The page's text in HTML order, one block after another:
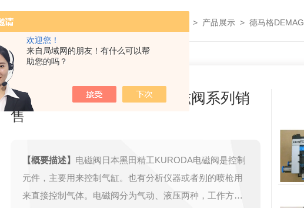
欢迎您！
来自局域网的朋友！有什么可以帮
助您的吗？
> 产品展示 > 德马格DEMAG
日本黑田精工KURODA电磁阀系列销
售
【概要描述】 电磁阀日本黑田精工KURODA电磁阀是控制
元件，主要用来控制气缸。也有分析仪器或者别的喷枪用
来直接控制气体。电磁阀分为气动、液压两种，工作方式